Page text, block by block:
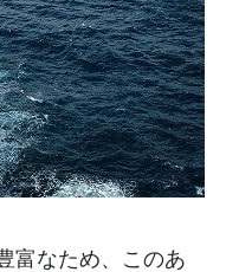
富なため、このあ